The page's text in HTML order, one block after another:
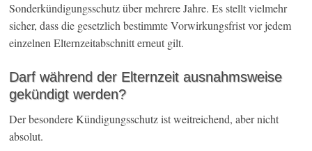
Sonderkündigungsschutz über mehrere Jahre. Es stellt vielmehr
sicher, dass die gesetzlich bestimmte Vorwirkungsfrist vor jedem
einzelnen Elternzeitabschnitt erneut gilt.
Darf während der Elternzeit ausnahmsweise
gekündigt werden?
Der besondere Kündigungsschutz ist weitreichend, aber nicht
absolut.